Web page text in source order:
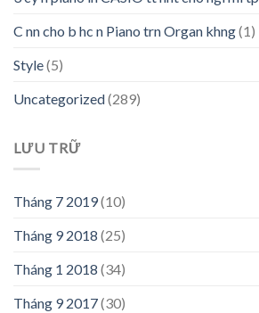
C nn cho b hc n Piano trn Organ khng(1)
Style(5)
Uncategorized(289)
LƯU TRỮ
Tháng 7 2019(10)
Tháng 9 2018 (25)
Tháng 1 2018 (34)
Tháng 9 2017(30)